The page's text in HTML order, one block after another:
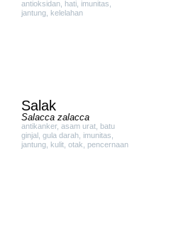
antioksidan hati imunitas
jantung kelelahan
Salak
Salacca zalacca
antikanker, asam urat batu
ginjal gula darah imunitas
jantung kulit otak pencernaan